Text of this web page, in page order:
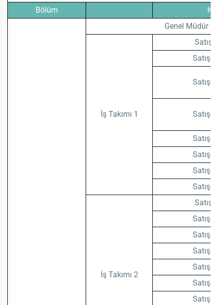
Bölüm
Genel Müdür
İş Takımı 1
Satış
Satış
Satış
Satış
Satış
Satış
Satış
Satış
İş Takımı 2
Satış
Satış
Satış
Satış
Satış
Satış
Satış